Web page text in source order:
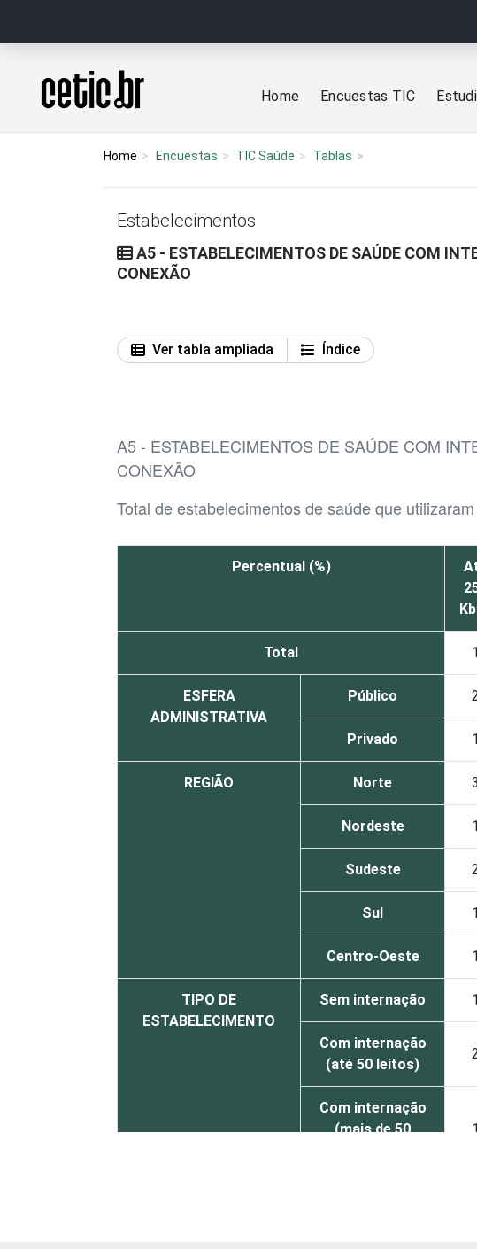
Página inicial
Home Encuestas TIC
Home Encuestas TIC Saúde Tablas
Estabelecimentos
A5 - ESTABELECIMENTOS DE SAÚDE COM
CONEXÃO
Ver tabla ampliada
Índice
A5 - ESTABELECIMENTOS DE SAÚDE COM
CONEXÃO
Total de estabelecimentos de saúde que
Percentual (%)
Total 1
ESFERA
ADMINISTRATIVA
Público
Privado 1
REGIÃO Norte 3
Nordeste 1
Sudeste
Sul 1
Centro-Oeste 1
TIPO DE
ESTABELECIMENTO
Sem internação 1
Com internação
(até 50 leitos)
Com internação
(mais de 50
1